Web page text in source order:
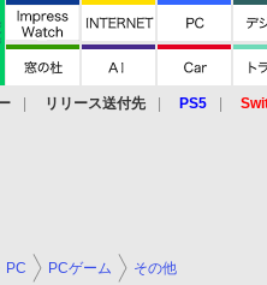
リリース送付先 PS5
PC PCゲーム その他